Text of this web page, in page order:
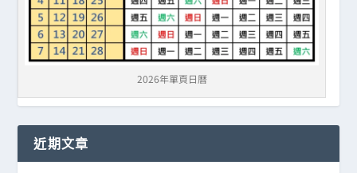
2026年單頁日曆
近期文章